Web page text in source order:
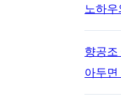
노하
향공조
아두면